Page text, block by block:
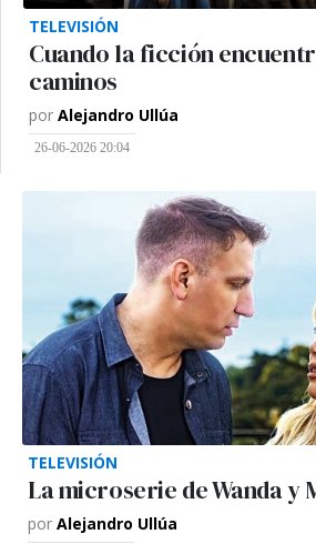
TELEVISIÓN
Cuando la ficción
caminos
por Alejandro Ullúa
26-06-2026 20:04
TELEVISIÓN
La microserie de Wanda y
por Alejandro Ullúa